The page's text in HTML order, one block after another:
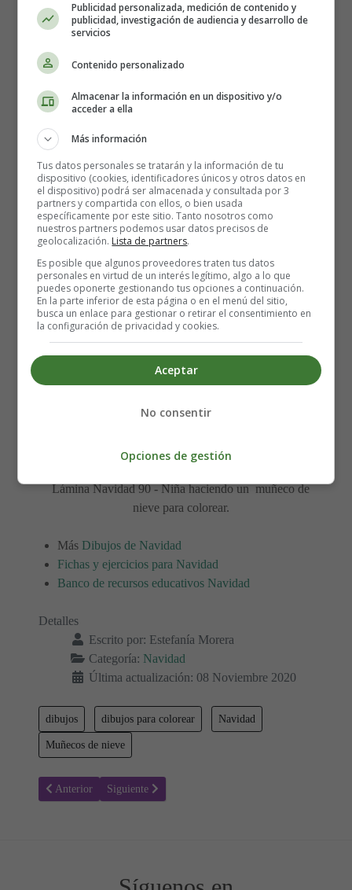
Lámina para imprimir y colorear de Navidad -
Muñecos de nieve.
primero en el ordenador.
Lámina Navidad 90 - Niña haciendo un muñeco de
nieve para colorear.
Más Dibujos de Navidad
Fichas y ejercicios para Navidad
Banco de recursos educativos Navidad
Detalles
Escrito por: Estefanía Morera
Categoría: Navidad
Última actualización: 08 Noviembre 2020
dibujos dibujos para colorear Navidad
Muñecos de nieve
Artículo anterior: Colorear Navidad 91 - Muñecos de nieve
Anterior Artículo siguiente: Colorear Navidad 89 - Muñecos de
Siguiente
Publicidad personalizada, medición de contenido y
publicidad, investigación de audiencia y desarrollo de
servicios
Contenido personalizado
Almacenar la información en un dispositivo y/o
acceder a ella
Más información
Tus datos personales se tratarán y la información de tu
dispositivo (cookies, identificadores únicos y otros datos en
el dispositivo) podrá ser almacenada y consultada por 3
partners y compartida con ellos, o bien usada
específicamente por este sitio. Tanto nosotros como
nuestros partners podemos usar datos precisos de
geolocalización. Lista de partners.
Es posible que algunos proveedores traten tus datos
personales en virtud de un interés legítimo, algo a lo que
puedes oponerte gestionando tus opciones a continuación.
En la parte inferior de esta página o en el menú del sitio,
busca un enlace para gestionar o retirar el consentimiento en
la configuración de privacidad y cookies.
Aceptar
No consentir
Opciones de gestión